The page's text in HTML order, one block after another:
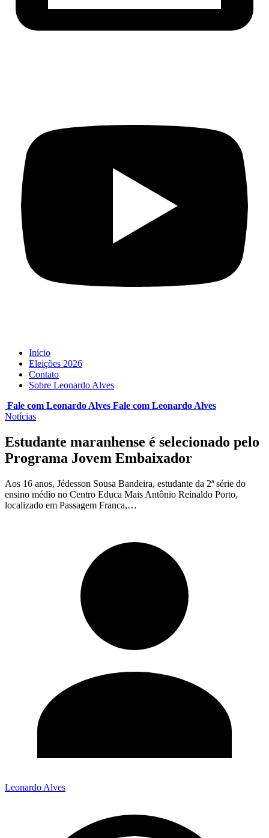
Início
Eleições 2026
Contato
Sobre Leonardo Alves
Fale com Leonardo Alves Fale com Leonardo Alves
Notícias
Estudante maranhense é selecionado pelo
Programa Jovem Embaixador
Aos 16 anos, Jédesson Sousa Bandeira, estudante da 2ª série do
ensino médio no Centro Educa Mais Antônio Reinaldo Porto,
localizado em Passagem Franca,…
Leonardo Alves